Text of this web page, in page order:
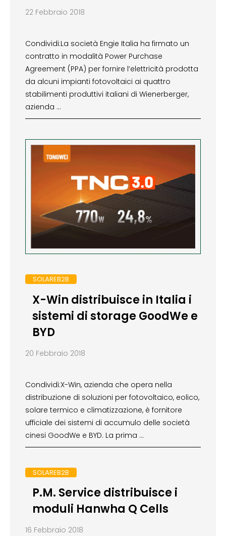
22 Febbraio 2018
Condividi:La società Engie Italia ha firmato un
contratto in modalità Power Purchase
Agreement (PPA) per fornire l’elettricità prodotta
da alcuni impianti fotovoltaici ai quattro
stabilimenti produttivi italiani di Wienerberger,
azienda …
SOLAREB2B
X-Win distribuisce in Italia i
sistemi di storage GoodWe e
BYD
20 Febbraio 2018
Condividi:X-Win, azienda che opera nella
distribuzione di soluzioni per fotovoltaico, eolico,
solare termico e climatizzazione, è fornitore
ufficiale dei sistemi di accumulo delle società
cinesi GoodWe e BYD. La prima …
SOLAREB2B
P.M. Service distribuisce i
moduli Hanwha Q Cells
16 Febbraio 2018